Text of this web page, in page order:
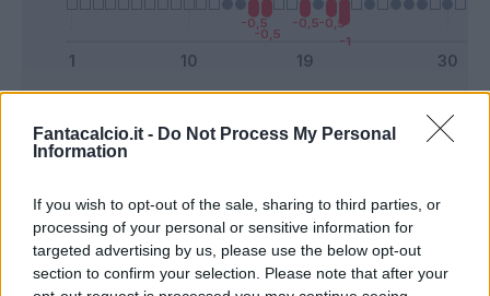
Fantacalcio.it - Do Not Process My Personal
Information
If you wish to opt-out of the sale, sharing to third parties, or
processing of your personal or sensitive information for
targeted advertising by us, please use the below opt-out
section to confirm your selection. Please note that after your
Bonus Malus
voto
Quotazioni